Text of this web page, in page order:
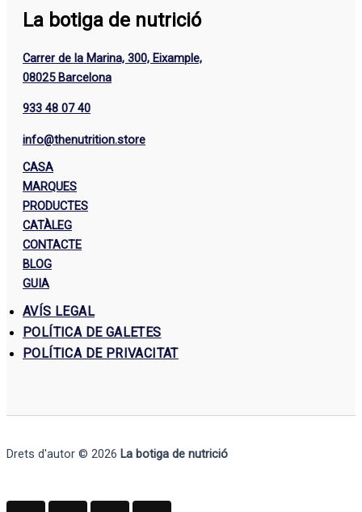
La botiga de nutrició
Carrer de la Marina, 300, Eixample,
08025 Barcelona
933 48 07 40
info@thenutrition.store
CASA
MARQUES
PRODUCTES
CATÀLEG
CONTACTE
BLOG
GUIA
AVÍS LEGAL
POLÍTICA DE GALETES
POLÍTICA DE PRIVACITAT
Drets d'autor © 2026 La botiga de nutrició